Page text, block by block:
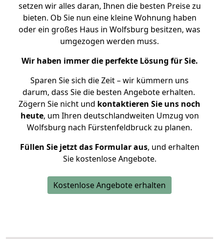
setzen wir alles daran, Ihnen die besten Preise zu
bieten. Ob Sie nun eine kleine Wohnung haben
oder ein großes Haus in Wolfsburg besitzen, was
umgezogen werden muss.
Wir haben immer die perfekte Lösung für Sie.
Sparen Sie sich die Zeit – wir kümmern uns
darum, dass Sie die besten Angebote erhalten.
Zögern Sie nicht und kontaktieren Sie uns noch
heute, um Ihren deutschlandweiten Umzug von
Wolfsburg nach Fürstenfeldbruck zu planen.
Füllen Sie jetzt das Formular aus, und erhalten
Sie kostenlose Angebote.
Kostenlose Angebote erhalten